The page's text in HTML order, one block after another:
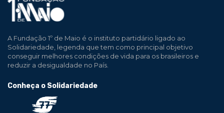
A Fundação 1º de Maio é o instituto partidário ligado ao
Solidariedade, legenda que tem como principal objetivo
conseguir melhores condições de vida para os brasileiros e
reduzir a desigualdade no País.
Conheça o Solidariedade